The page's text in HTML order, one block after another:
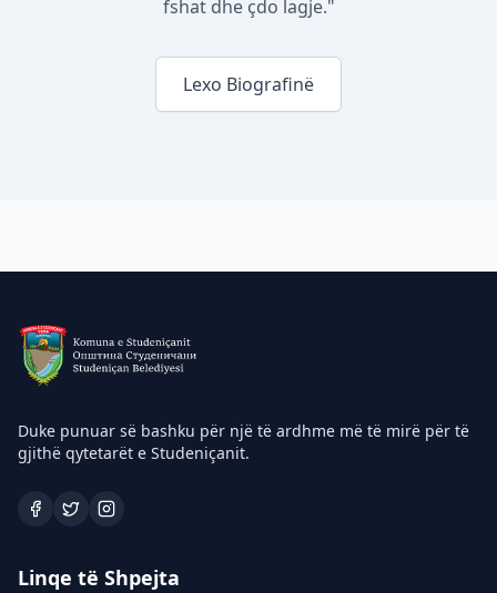
fshat dhe çdo lagje."
Lexo Biografinë
Duke punuar së bashku për një të ardhme më të mirë për të
gjithë qytetarët e Studeniçanit.
Linqe të Shpejta